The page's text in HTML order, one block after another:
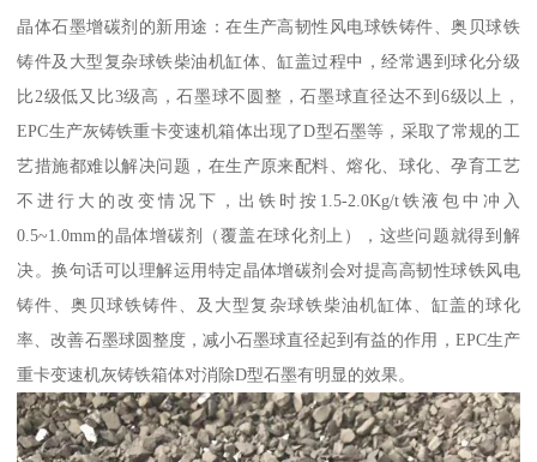
晶体石墨增碳剂的新用途：在生产高韧性风电球铁铸件、奥贝球铁
铸件及大型复杂球铁柴油机缸体、缸盖过程中，经常遇到球化分级
比2级低又比3级高，石墨球不圆整，石墨球直径达不到6级以上，
EPC生产灰铸铁重卡变速机箱体出现了D型石墨等，采取了常规的工
艺措施都难以解决问题，在生产原来配料、熔化、球化、孕育工艺
不进行大的改变情况下，出铁时按1.5-2.0Kg/t铁液包中冲入
0.5~1.0mm的晶体增碳剂（覆盖在球化剂上），这些问题就得到解
决。换句话可以理解运用特定晶体增碳剂会对提高高韧性球铁风电
铸件、奥贝球铁铸件、及大型复杂球铁柴油机缸体、缸盖的球化
率、改善石墨球圆整度，减小石墨球直径起到有益的作用，EPC生产
重卡变速机灰铸铁箱体对消除D型石墨有明显的效果。